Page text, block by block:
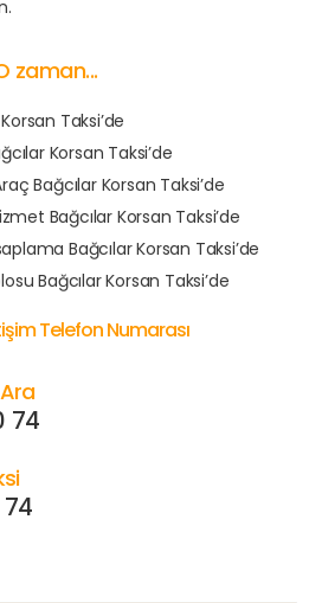
zaman...
Taksi’de
Korsan Taksi’de
Bağcılar Korsan Taksi’de
Bağcılar Korsan Taksi’de
Bağcılar Korsan Taksi’de
Bağcılar Korsan Taksi’de
Telefon Numarası
74